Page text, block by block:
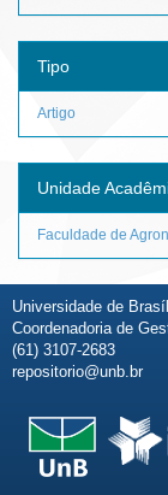
Tipo
Artigo
Unidade
Faculdade de
Universidade de
Coordenadoria de
(61) 3107-2683
repositorio@unb.br